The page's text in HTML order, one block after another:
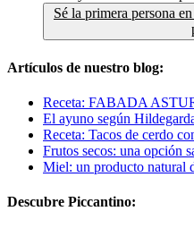
Sé la primera persona
Artículos de nuestro blog:
Receta: FABADA
El ayuno según
Receta: Tacos de cerdo
Frutos secos: una opción
Miel: un producto natural
Descubre Piccantino: